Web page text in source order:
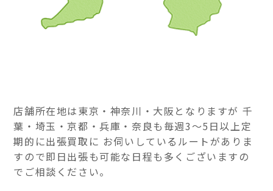
店舗所在地は東京・神奈川・大阪となりますが 千
葉・埼玉・京都・兵庫・奈良も毎週3～5日以上定
期的に出張買取に お伺いしているルートがありま
すので即日出張も可能な日程も多くございますの
でご相談ください。